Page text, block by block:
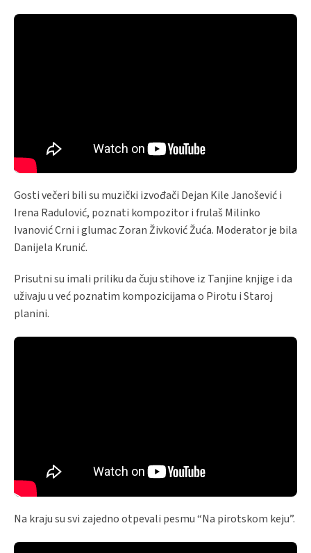
Gosti večeri bili su muzički izvođači Dejan Kile Janošević i
Irena Radulović, poznati kompozitor i frulaš Milinko
Ivanović Crni i glumac Zoran Živković Žuća. Moderator je bila
Danijela Krunić.
Prisutni su imali priliku da čuju stihove iz Tanjine knjige i da
uživaju u već poznatim kompozicijama o Pirotu i Staroj
planini.
Na kraju su svi zajedno otpevali pesmu “Na pirotskom keju”.